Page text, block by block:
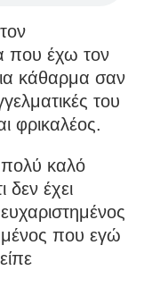
που έχω τον
κάθαρμα σαν
του
φρικαλέος.
πολύ καλό
δεν έχει
που εγώ